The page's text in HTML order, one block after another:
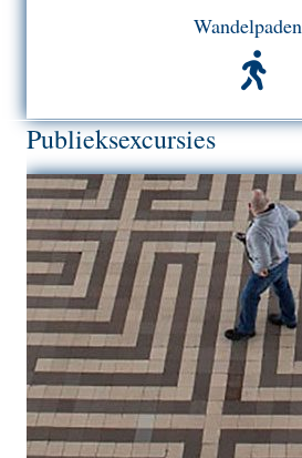
Wandelpaden
Publieksexcursies